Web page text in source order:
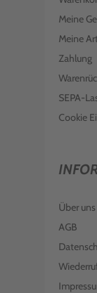
Meine
Meine
Zahlung
SEPA-
Cookie
Über uns
AGB